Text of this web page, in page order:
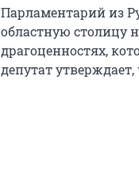
Парламентарий из
областную столицу
драгоценностях,
депутат